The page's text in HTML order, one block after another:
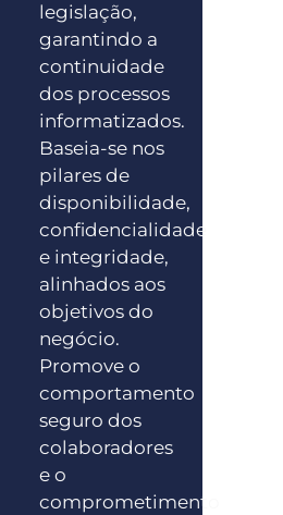
legislação,
garantindo a
continuidade
dos processos
informatizados.
Baseia-se nos
pilares de
disponibilidade,
confidencialidade
e integridade,
alinhados aos
objetivos do
negócio.
Promove o
comportamento
seguro dos
colaboradores
e o
comprometimento